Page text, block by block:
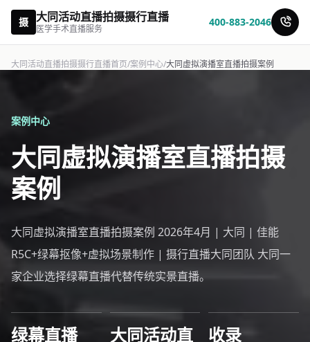
摄 大同活动直播拍摄摄行直播
医学手术直播服务
400-883-2046
大同活动直播拍摄摄行直播首页/案例中心/大同虚拟演播室直播拍摄案例
案例中心
大同虚拟演播室直播拍摄
案例
大同虚拟演播室直播拍摄案例 2026年4月 | 大同 | 佳能
R5C+绿幕抠像+虚拟场景制作 | 摄行直播大同团队 大同一
家企业选择绿幕直播代替传统实景直播。
绿幕直播
大同活动直
收录